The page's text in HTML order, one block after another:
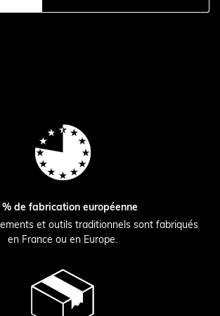
% de fabrication européenne
et outils traditionnels sont fabriqués
en France ou en Europe.